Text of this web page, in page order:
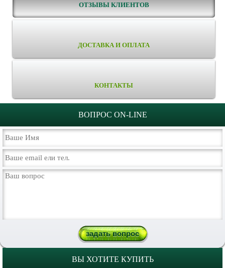
ОТЗЫВЫ КЛИЕНТОВ
ДОСТАВКА И ОПЛАТА
КОНТАКТЫ
ВОПРОС ON-LINE
ВЫ ХОТИТЕ КУПИТЬ